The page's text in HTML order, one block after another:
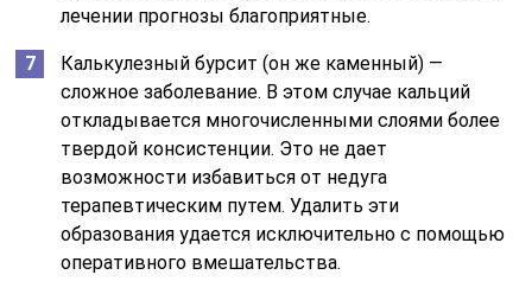
лечении прогнозы благоприятные.
Калькулезный бурсит (он же каменный) —
сложное заболевание. В этом случае кальций
откладывается многочисленными слоями более
твердой консистенции. Это не дает
возможности избавиться от недуга
терапевтическим путем. Удалить эти
образования удается исключительно с помощью
оперативного вмешательства.